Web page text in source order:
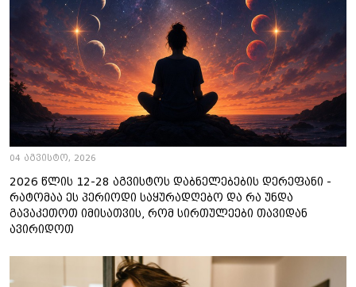
04 აგვისტო, 2026
2026 წლის 12-28 აგვისტოს დაბნელებების დერეფანი -
რატომაა ეს პერიოდი საყურადღებო და რა უნდა
გავაკეთოთ იმისათვის, რომ სირთულეები თავიდან
ავირიდოთ